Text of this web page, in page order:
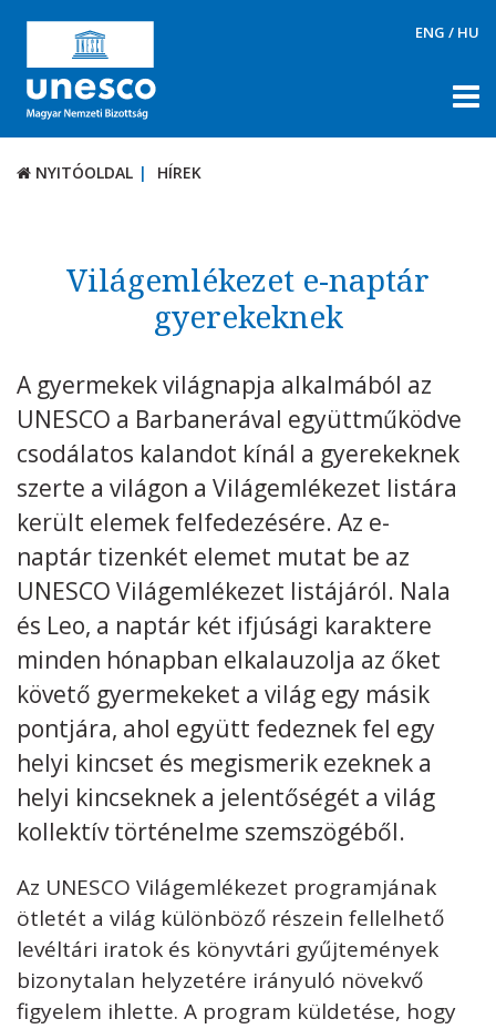
ENG / HU
NYITÓOLDAL HÍREK
TÉMÁK
DOKUMENTUMTÁR
KAPCSOLAT
Kövess minket unescohungary
Adatkezelési tájékoztató Impresszum
Technikai információk
NYITÓOLDAL HÍREK
Világemlékezet e-naptár
gyerekeknek
A gyermekek világnapja alkalmából az
UNESCO a Barbanerával együttműködve
csodálatos kalandot kínál a gyerekeknek
szerte a világon a Világemlékezet listára
került elemek felfedezésére. Az e-
naptár tizenkét elemet mutat be az
UNESCO Világemlékezet listájáról. Nala
és Leo, a naptár két ifjúsági karaktere
minden hónapban elkalauzolja az őket
követő gyermekeket a világ egy másik
pontjára, ahol együtt fedeznek fel egy
helyi kincset és megismerik ezeknek a
helyi kincseknek a jelentőségét a világ
kollektív történelme szemszögéből.
Az UNESCO Világemlékezet programjának
ötletét a világ különböző részein fellelhető
levéltári iratok és könyvtári gyűjtemények
bizonytalan helyzetére irányuló növekvő
figyelem ihlette. A program küldetése, hogy